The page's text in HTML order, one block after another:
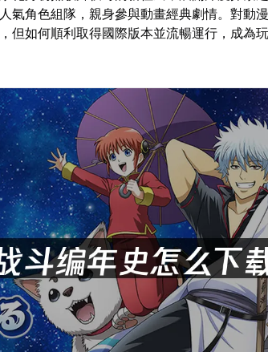
氣角色組隊，親身參與動畫經典劇情。對動
但如何順利取得國際版本並流暢運行，成為